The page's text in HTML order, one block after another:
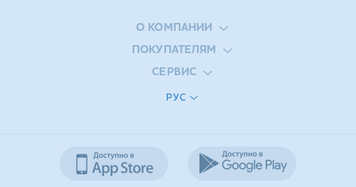
О КОМПАНИИ
ПОКУПАТЕЛЯМ
СЕРВИС
РУС